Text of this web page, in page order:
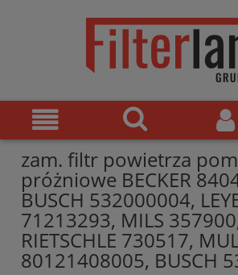
zam. filtr powietrza
próżniowe BECKER
BUSCH 532000004,
71213293, MILS
RIETSCHLE 730517,
80121408005, BUSCH